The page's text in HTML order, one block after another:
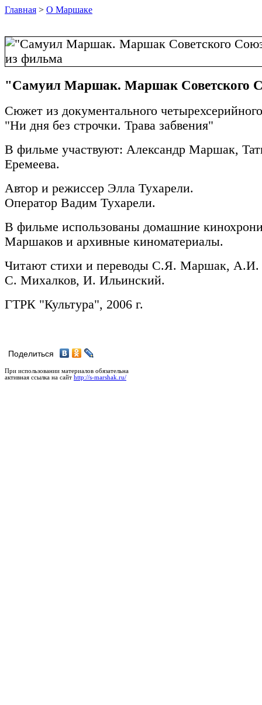
Главная > О Маршаке
"Самуил Маршак. Маршак Советского
Сюжет из документального
"Ни дня без строчки. Трава забвения"
В фильме участвуют: Александр Маршак,
Еремеева.
Автор и режиссер Элла Тухарели.
Оператор Вадим Тухарели.
В фильме использованы домашние
Маршаков и архивные киноматериалы.
Читают стихи и переводы С.Я. Маршак,
С. Михалков, И. Ильинский.
ГТРК "Культура", 2006 г.
Поделиться
При использовании материалов обязательна
активная ссылка на сайт http://s-marshak.ru/